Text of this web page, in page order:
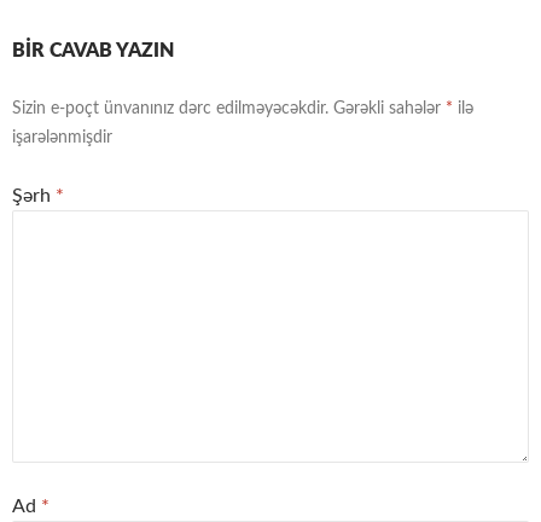
BIR CAVAB YAZIN
Sizin e-poçt ünvanınız dərc edilməyəcəkdir. Gərəkli sahələr * ilə
işarələnmişdir
Şərh *
Ad *